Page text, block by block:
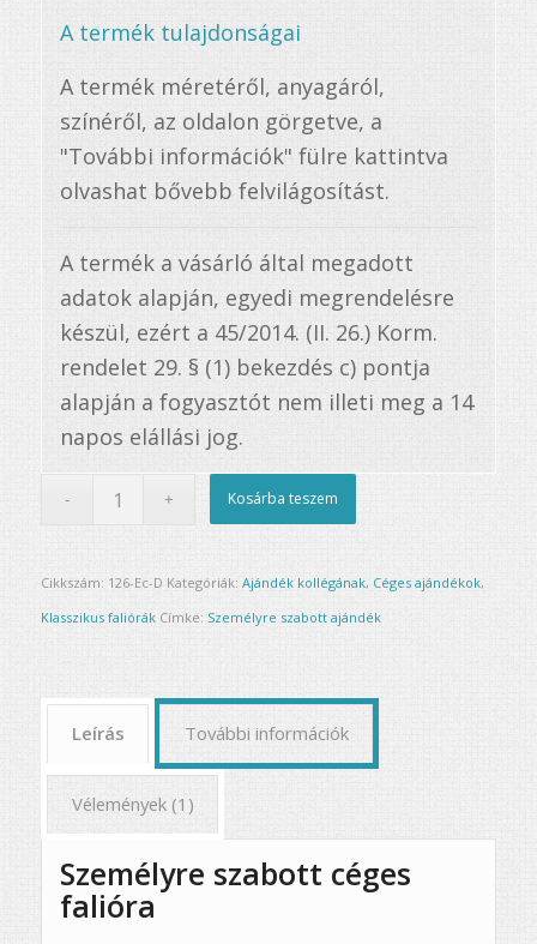
A termék tulajdonságai
A termék méretéről, anyagáról,
színéről, az oldalon görgetve, a
"További információk" fülre kattintva
olvashat bővebb felvilágosítást.
A termék a vásárló által megadott
adatok alapján, egyedi megrendelésre
készül, ezért a 45/2014. (II. 26.) Korm.
rendelet 29. § (1) bekezdés c) pontja
alapján a fogyasztót nem illeti meg a 14
napos elállási jog.
Kosárba teszem
Cikkszám: 126-Ec-D Kategóriák: Ajándék kollégának, Céges ajándékok,
Klasszikus faliórák Címke: Személyre szabott ajándék
Leírás További információk
Vélemények (1)
Személyre szabott céges
falióra